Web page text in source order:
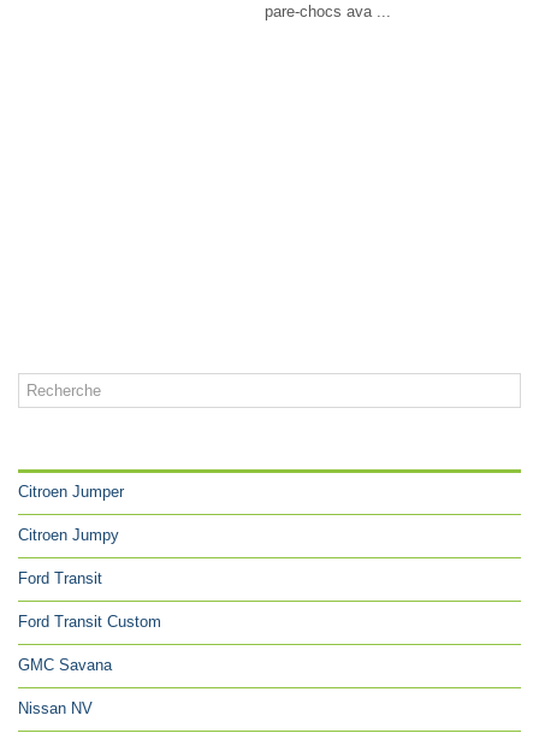
pare-chocs ava ...
Citroen Jumper
Citroen Jumpy
Ford Transit
Ford Transit Custom
GMC Savana
Nissan NV